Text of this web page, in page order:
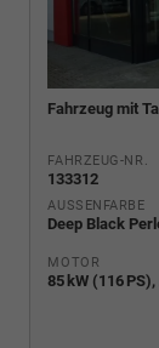
Fahrzeug mit
FAHRZEUG-NR.
133312
AUSSENFARBE
Deep Black
MOTOR
85 kW (116